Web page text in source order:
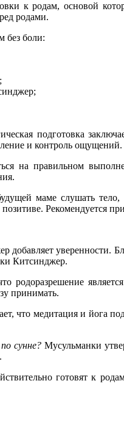
к родам, основой
родами.
без боли:
подготовка
и контроль ощущений.
на правильном
маме слушать
Рекомендуется
уверенности.
Китсинджер.
родоразрешение
принимать.
что медитация и йога
сунне? Мусульманки
готовят к